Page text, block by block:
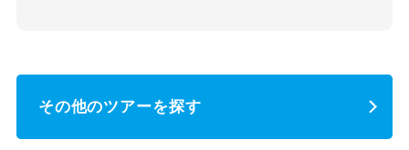
その他のツアーを探す